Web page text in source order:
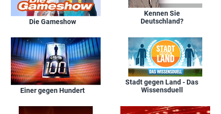
Die Gameshow
Kennen Sie
Deutschland?
Einer gegen Hundert
Stadt gegen Land - Das
Wissensduell